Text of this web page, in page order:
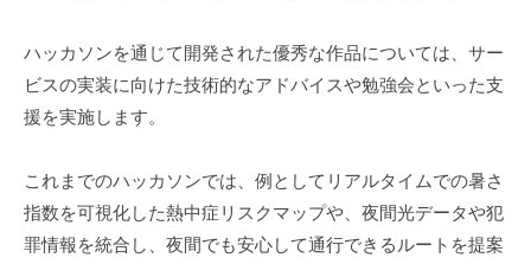
ハッカソンを通じて開発された優秀な作品については、サー
ビスの実装に向けた技術的なアドバイスや勉強会といった支
援を実施します。
これまでのハッカソンでは、例としてリアルタイムでの暑さ
指数を可視化した熱中症リスクマップや、夜間光データや犯
罪情報を統合し、夜間でも安心して通行できるルートを提案